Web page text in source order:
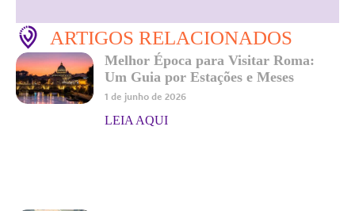
ARTIGOS RELACIONADOS
Melhor Época para Visitar Roma:
Um Guia por Estações e Meses
1 de junho de 2026
LEIA AQUI